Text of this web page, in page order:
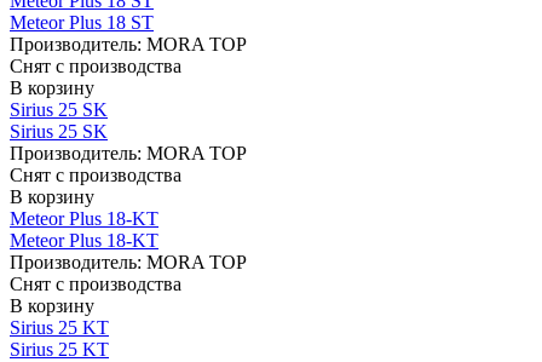
Meteor Plus 18 ST
Производитель: MORA TOP
Снят с производства
В корзину
Sirius 25 SK
Sirius 25 SK
Производитель: MORA TOP
Снят с производства
В корзину
Meteor Plus 18-KT
Meteor Plus 18-KT
Производитель: MORA TOP
Снят с производства
В корзину
Sirius 25 KT
Sirius 25 KT